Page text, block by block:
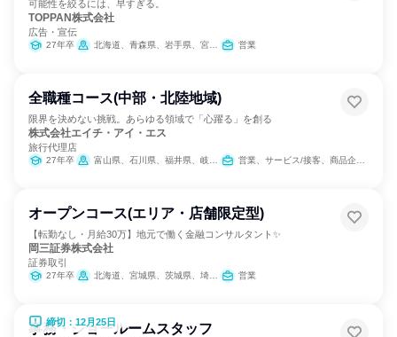
可能性を絞るには、早すぎる。
TOPPAN株式会社
広告・宣伝
27年卒 北海道、青森県、岩手県、宮城県、秋田県、山形県、福島県、茨城県、栃木県、群馬県、埼玉県、千葉県、東京都、神奈川県、新潟県、富山県、石川県、長野県、静岡県、愛知県、三重県、滋賀県、京都府、大阪府、兵庫県、島根県、岡山県、広島県、山口県、香川県、愛媛県、高知県、福岡県、佐賀県、長崎県、熊本県、大分県、宮崎県、鹿児島県、沖縄県 営業
全職種コース(中部・北陸地域)
限界を決めない挑戦。あらゆる領域で「心躍る」を創る
株式会社エイチ・アイ・エス
旅行代理店
27年卒 富山県、石川県、福井県、岐阜県、静岡県、愛知県、三重県 営業、サービス/接客、商品企画、カスタマーサポート/コールセンター
オープンコース(エリア・店舗限定型)
【転勤なし・月給30万】地元で働く金融コンサルタント✨
岡三証券株式会社
証券取引
27年卒 北海道、宮城県、茨城県、埼玉県、千葉県、東京都、神奈川県、石川県、岐阜県、静岡県、愛知県、三重県、京都府、大阪府、兵庫県、奈良県、和歌山県、岡山県、広島県、山口県、愛媛県、福岡県、熊本県 営業
締切：12月25日
事務・ショールームスタッフ